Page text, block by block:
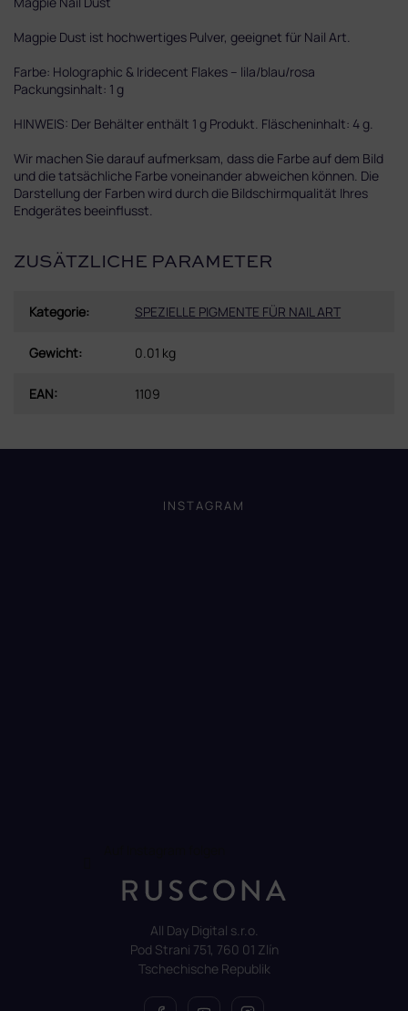
Magpie Dust ist hochwertiges Pulver, geeignet für Nail Art.
Farbe: Holographic & Iridecent Flakes – lila/blau/rosa
Packungsinhalt: 1 g
HINWEIS: Der Behälter enthält 1 g Produkt. Fläscheninhalt: 4 g.
Wir machen Sie darauf aufmerksam, dass die Farbe auf dem Bild
und die tatsächliche Farbe voneinander abweichen können. Die
Darstellung der Farben wird durch die Bildschirmqualität Ihres
Endgerätes beeinflusst.
ZUSÄTZLICHE PARAMETER
Kategorie: SPEZIELLE PIGMENTE FÜR NAIL ART
Gewicht: 0.01 kg
EAN: 1109
INSTAGRAM
All Day Digital s.r.o.
Pod Strani 751, 760 01 Zlín
Tschechische Republik